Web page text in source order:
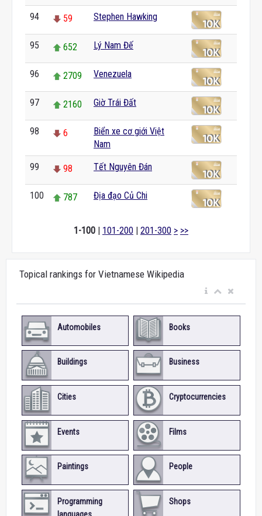
94 59 Stephen Hawking
95 652 Lý Nam Đế
96 2709 Venezuela
97 2160 Giờ Trái Đất
98 6
Biển xe cơ giới Việt
Nam
99 98 Tết Nguyên Đán
100 787 Địa đạo Củ Chi
1-100 | 101-200 | 201-300 > >>
Topical rankings for Vietnamese Wikipedia
Automobiles Books
Buildings Business
Cities Cryptocurrencies
Events Films
Paintings People
Programming
Shops